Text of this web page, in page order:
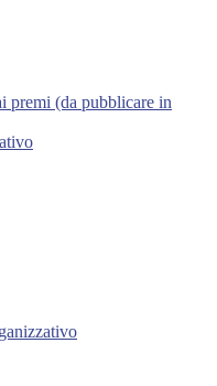
premi (da pubblicare in